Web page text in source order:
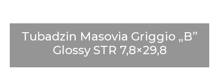
Tubadzin Masovia Griggio „B”
Glossy STR 7,8×29,8